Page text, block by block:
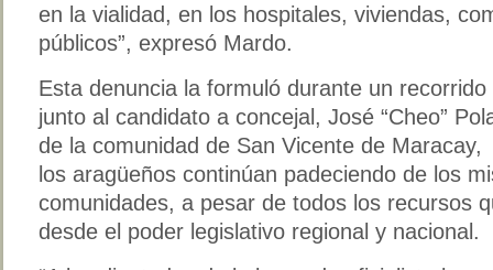
en la vialidad, en los hospitales, viviendas,
públicos”, expresó Mardo.
Esta denuncia la formuló durante un
junto al candidato a concejal, José “Cheo”
de la comunidad de San Vicente de
los aragüeños continúan padeciendo de los
comunidades, a pesar de todos los recursos
desde el poder legislativo regional y nacional.